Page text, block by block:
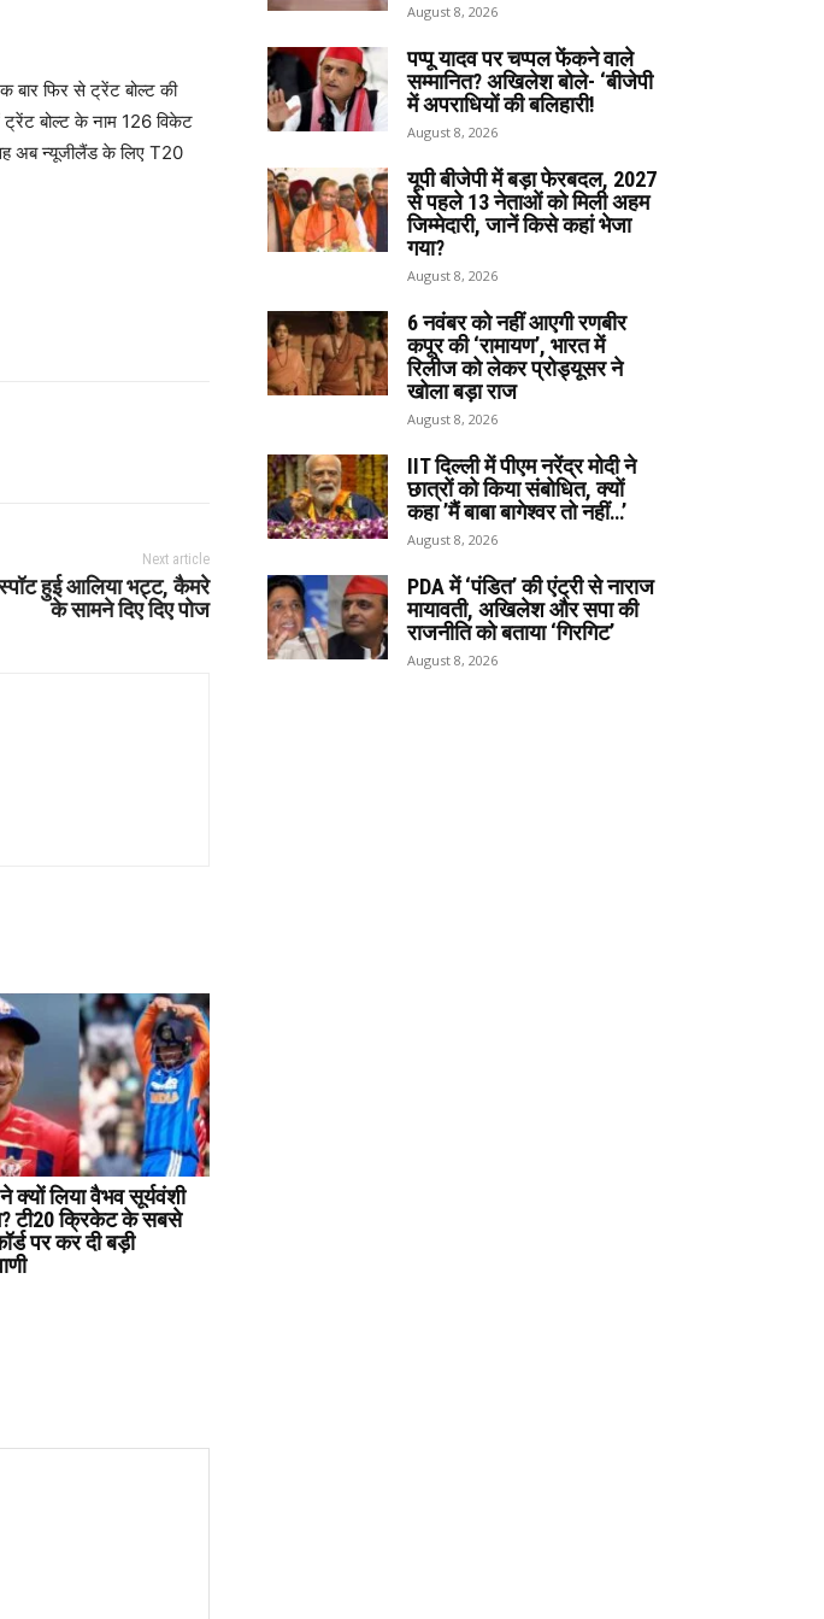
फिर से ट्रेंट बोल्ट की
बोल्ट के नाम 126 विकेट
अब न्यूजीलैंड के लिए T20
Next article
हुई आलिया भट्ट, कैमरे
के सामने दिए दिए पोज
क्यों लिया वैभव सूर्यवंशी
टी20 क्रिकेट के सबसे
पर कर दी बड़ी
August 8, 2026
पप्पू यादव पर चप्पल फेंकने वाले
सम्मानित? अखिलेश बोले- ‘बीजेपी
में अपराधियों की बलिहारी!
August 8, 2026
यूपी बीजेपी में बड़ा फेरबदल, 2027
से पहले 13 नेताओं को मिली अहम
जिम्मेदारी, जानें किसे कहां भेजा
गया?
August 8, 2026
6 नवंबर को नहीं आएगी रणबीर
कपूर की ‘रामायण’, भारत में
रिलीज को लेकर प्रोड्यूसर ने
खोला बड़ा राज
August 8, 2026
IIT दिल्ली में पीएम नरेंद्र मोदी ने
छात्रों को किया संबोधित, क्यों
कहा ’मैं बाबा बागेश्वर तो नहीं…’
August 8, 2026
PDA में ‘पंडित’ की एंट्री से नाराज
मायावती, अखिलेश और सपा की
राजनीति को बताया ‘गिरगिट’
August 8, 2026